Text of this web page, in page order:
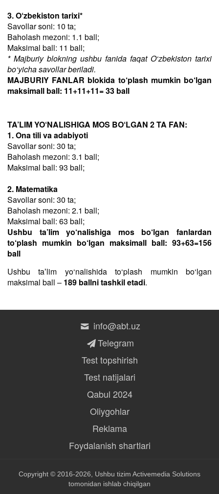
3. O‘zbekiston tarixi*
Savollar soni: 10 ta;
Baholash mezoni: 1.1 ball;
Maksimal ball: 11 ball;
* Majburiy blokning ushbu fanida faqat O‘zbekiston tarixi
bo‘yicha savollar beriladi.
MAJBURIY FANLAR blokida to‘plash mumkin bo‘lgan
maksimall ball: 11+11+11= 33 ball
TA’LIM YO‘NALISHIGA MOS BO‘LGAN 2 TA FAN:
1. Ona tili va adabiyoti
Savollar soni: 30 ta;
Baholash mezoni: 3.1 ball;
Maksimal ball: 93 ball;
2. Matematika
Savollar soni: 30 ta;
Baholash mezoni: 2.1 ball;
Maksimal ball: 63 ball;
Ushbu ta’lim yo‘nalishiga mos bo‘lgan fanlardan
to‘plash mumkin bo‘lgan maksimall ball: 93+63=156
ball
Ushbu taʼlim yo‘nalishida to‘plash mumkin bo‘lgan
maksimal ball – 189 ballni tashkil etadi.
info@abt.uz
Telegram
Test topshirish
Test natijalari
Qabul 2024
Oliygohlar
Reklama
Foydalanish shartlari
Copyright © 2016-2026, Ushbu tizim Activemedia Solutions
tomonidan ishlab chiqilgan